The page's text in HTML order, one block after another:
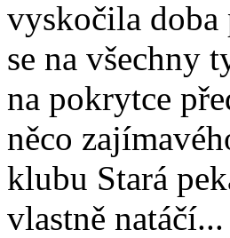
vyskočila
se na všechny
na pokrytce
něco
klubu Stará
vlastně natáčí...